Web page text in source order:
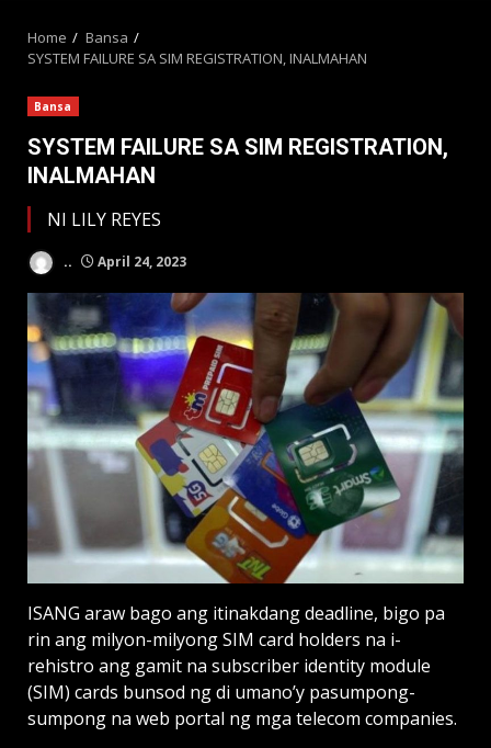
Home
Bansa
SYSTEM FAILURE SA SIM REGISTRATION, INALMAHAN
Bansa
SYSTEM FAILURE SA SIM REGISTRATION,
INALMAHAN
NI LILY REYES
.. April 24, 2023
ISANG araw bago ang itinakdang deadline, bigo pa
rin ang milyon-milyong SIM card holders na i-
rehistro ang gamit na subscriber identity module
(SIM) cards bunsod ng di umano’y pasumpong-
sumpong na web portal ng mga telecom companies.